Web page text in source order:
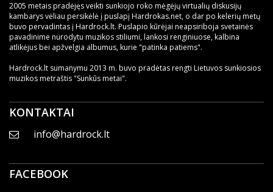
2005 metais pradėjęs veikti sunkiojo roko mėgėjų virtualių diskusijų
kambarys vėliau persikėlė į puslapį Hardrokas.net, o dar po kelerių metų
buvo pervadintas į Hardrock.lt. Puslapio kūrėjai neapsiriboja svetainės
pavadinime nurodytu muzikos stiliumi, lankosi renginiuose, kalbina
atlikėjus bei apžvelgia albumus, kurie "patinka patiems".
Hardrock.lt sumanymu 2013 m. buvo pradėtas rengti Lietuvos sunkiosios
muzikos metraštis "Sunkūs metai".
KONTAKTAI
info@hardrock.lt
FACEBOOK